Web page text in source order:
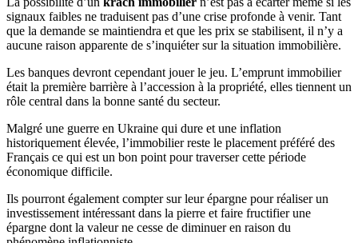
signaux faibles ne traduisent pas d’une crise profonde à venir. Tant
que la demande se maintiendra et que les prix se stabilisent, il n’y a
aucune raison apparente de s’inquiéter sur la situation immobilière.
Les banques devront cependant jouer le jeu. L’emprunt immobilier
était la première barrière à l’accession à la propriété, elles tiennent un
rôle central dans la bonne santé du secteur.
Malgré une guerre en Ukraine qui dure et une inflation
historiquement élevée, l’immobilier reste le placement préféré des
Français ce qui est un bon point pour traverser cette période
économique difficile.
Ils pourront également compter sur leur épargne pour réaliser un
investissement intéressant dans la pierre et faire fructifier une
épargne dont la valeur ne cesse de diminuer en raison du